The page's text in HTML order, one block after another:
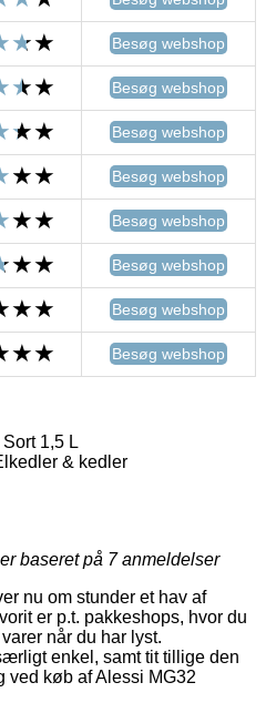
Besøg webshop
Besøg webshop
Besøg webshop
Besøg webshop
Besøg webshop
Besøg webshop
Besøg webshop
Besøg webshop
1,5 L
& kedler
baseret på 7anmeldelser
nu om stunder et hav af
er p.t. pakkeshops, hvor du
når du har lyst.
enkel, samt tit tillige den
ved køb af Alessi MG32